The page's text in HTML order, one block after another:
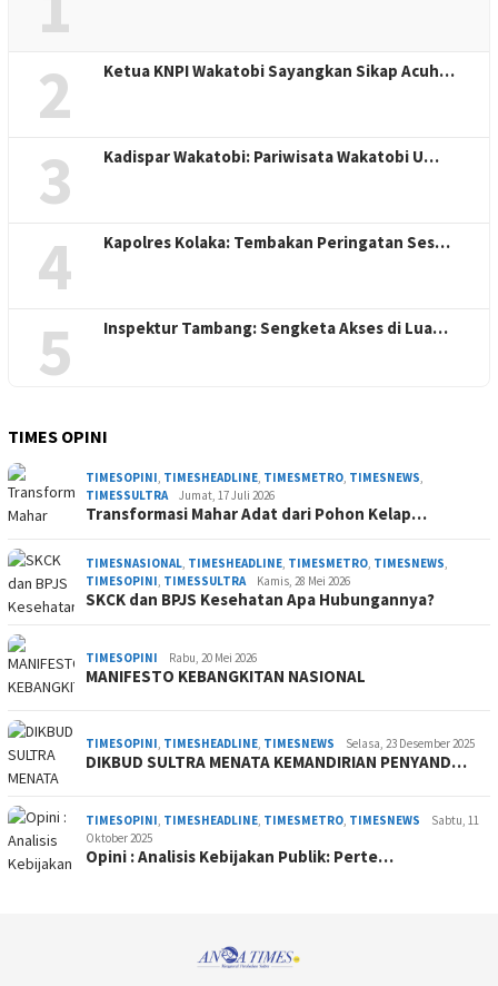
2 Ketua KNPI Wakatobi Sayangkan Sikap Acuh…
3 Kadispar Wakatobi: Pariwisata Wakatobi U…
4 Kapolres Kolaka: Tembakan Peringatan Ses…
5 Inspektur Tambang: Sengketa Akses di Lua…
TIMES OPINI
TIMESOPINI TIMESHEADLINE TIMESMETRO TIMESNEWS
TIMESSULTRA
Jumat, 17 Juli 2026
Transformasi Mahar Adat dari Pohon Kelap…
TIMESNASIONAL TIMESHEADLINE TIMESMETRO TIMESNEWS
TIMESOPINI TIMESSULTRA Kamis, 28 Mei 2026
SKCK dan BPJS Kesehatan Apa Hubungannya?
TIMESOPINI Rabu, 20 Mei 2026
MANIFESTO KEBANGKITAN NASIONAL
TIMESOPINI TIMESHEADLINE TIMESNEWS Selasa, 23 Desember 2025
DIKBUD SULTRA MENATA KEMANDIRIAN PENYAND…
TIMESOPINI TIMESHEADLINE TIMESMETRO TIMESNEWS
Sabtu, 11
Oktober 2025
Opini : Analisis Kebijakan Publik: Perte…